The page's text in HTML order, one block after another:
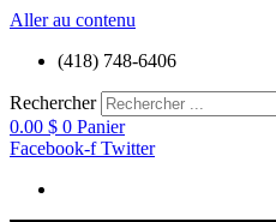
Aller au contenu
(418) 748-6406
Rechercher
0.00 $ 0 Panier
Facebook-f Twitter